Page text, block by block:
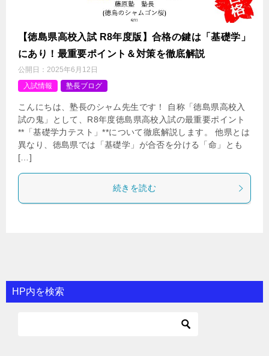
【徳島県高校入試 R8年度版】合格の鍵は「基礎学」
にあり！最重要ポイント＆対策を徹底解説
公開日： 2025年6月12日
入試情報
塾長ブログ
こんにちは、塾長のシャム先生です！ 自称「徳島県高校入
試の鬼」として、R8年度徳島県高校入試の最重要ポイント
**「基礎学力テスト」**について徹底解説します。 他県とは
異なり、徳島県では「基礎学」が合否を分ける「命」とも
[…]
続きを読む
HP内を検索